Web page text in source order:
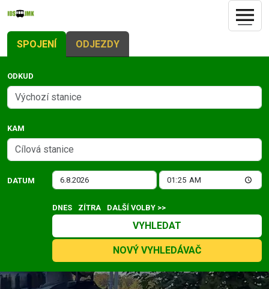
SPOJENÍ ODJEZDY
ODKUD
KAM
DATUM
DNES ZÍTRA DALŠÍ VOLBY >>
VYHLEDAT
NOVÝ VYHLEDÁVAČ
Slide 1 of 4